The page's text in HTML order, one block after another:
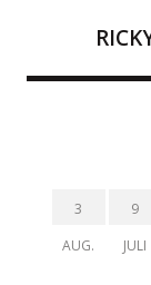
3
AUG.
9
JULI